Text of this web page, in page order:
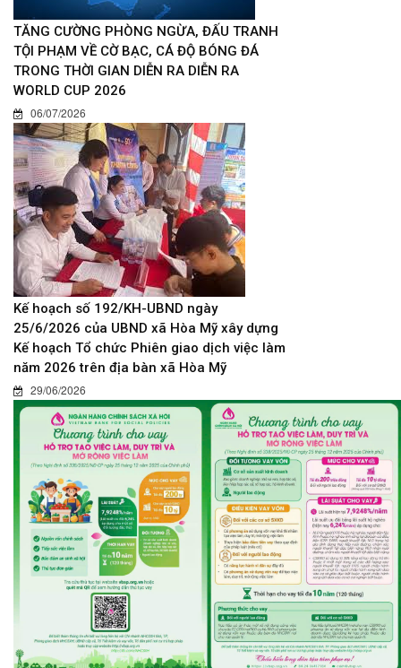
TĂNG CƯỜNG PHÒNG NGỪA, ĐẤU TRANH
TỘI PHẠM VỀ CỜ BẠC, CÁ ĐỘ BÓNG ĐÁ
TRONG THỜI GIAN DIỄN RA DIỄN RA
WORLD CUP 2026
06/07/2026
Kế hoạch số 192/KH-UBND ngày
25/6/2026 của UBND xã Hòa Mỹ xây dựng
Kế hoạch Tổ chức Phiên giao dịch việc làm
năm 2026 trên địa bàn xã Hòa Mỹ
29/06/2026